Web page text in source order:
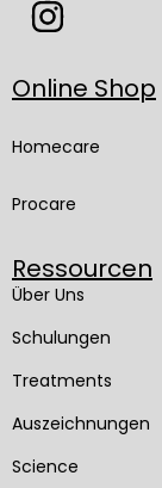
Online Shop
Homecare
Procare
Ressourcen
Über Uns
Schulungen
Treatments
Auszeichnungen
Science